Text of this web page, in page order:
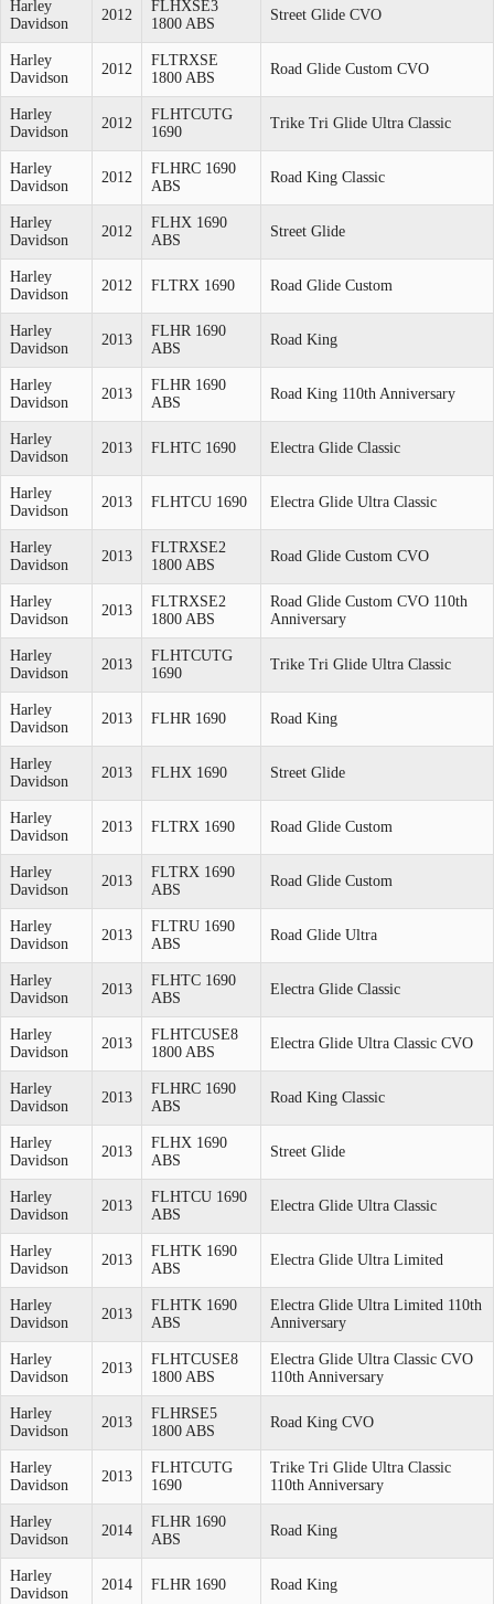
Harley
Davidson
2012
FLHXSE3
1800 ABS
Street Glide CVO
Harley
Davidson
2012
FLTRXSE
1800 ABS
Road Glide Custom CVO
Harley
Davidson
2012
FLHTCUTG
1690
Trike Tri Glide Ultra Classic
Harley
Davidson
2012
FLHRC 1690
ABS
Road King Classic
Harley
Davidson
2012
FLHX 1690
ABS
Street Glide
Harley
Davidson
2012 FLTRX 1690 Road Glide Custom
Harley
Davidson
2013
FLHR 1690
ABS
Road King
Harley
Davidson
2013
FLHR 1690
ABS
Road King 110th Anniversary
Harley
Davidson
2013 FLHTC 1690 Electra Glide Classic
Harley
Davidson
2013 FLHTCU 1690 Electra Glide Ultra Classic
Harley
Davidson
2013
FLTRXSE2
1800 ABS
Road Glide Custom CVO
Harley
Davidson
2013
FLTRXSE2
1800 ABS
Road Glide Custom CVO 110th
Anniversary
Harley
Davidson
2013
FLHTCUTG
1690
Trike Tri Glide Ultra Classic
Harley
Davidson
2013 FLHR 1690 Road King
Harley
Davidson
2013 FLHX 1690 Street Glide
Harley
Davidson
2013 FLTRX 1690 Road Glide Custom
Harley
Davidson
2013
FLTRX 1690
ABS
Road Glide Custom
Harley
Davidson
2013
FLTRU 1690
ABS
Road Glide Ultra
Harley
Davidson
2013
FLHTC 1690
ABS
Electra Glide Classic
Harley
Davidson
2013
FLHTCUSE8
1800 ABS
Electra Glide Ultra Classic CVO
Harley
Davidson
2013
FLHRC 1690
ABS
Road King Classic
Harley
Davidson
2013
FLHX 1690
ABS
Street Glide
Harley
Davidson
2013
FLHTCU 1690
ABS
Electra Glide Ultra Classic
Harley
Davidson
2013
FLHTK 1690
ABS
Electra Glide Ultra Limited
Harley
Davidson
2013
FLHTK 1690
ABS
Electra Glide Ultra Limited 110th
Anniversary
Harley
Davidson
2013
FLHTCUSE8
1800 ABS
Electra Glide Ultra Classic CVO
110th Anniversary
Harley
Davidson
2013
FLHRSE5
1800 ABS
Road King CVO
Harley
Davidson
2013
FLHTCUTG
1690
Trike Tri Glide Ultra Classic
110th Anniversary
Harley
Davidson
2014
FLHR 1690
ABS
Road King
Harley
Davidson
2014 FLHR 1690 Road King